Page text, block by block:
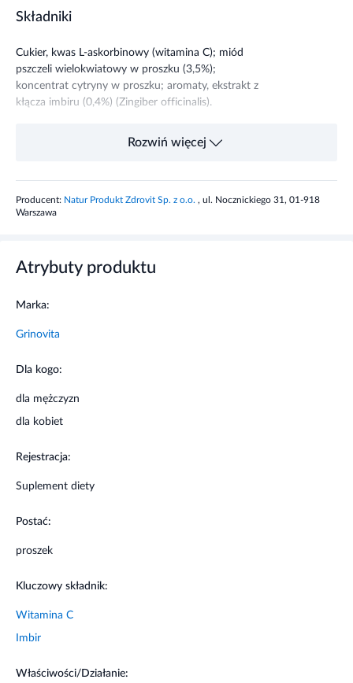
Składniki
Cukier, kwas L-askorbinowy (witamina C); miód
pszczeli wielokwiatowy w proszku (3,5%);
koncentrat cytryny w proszku; aromaty, ekstrakt z
kłącza imbiru (0,4%) (Zingiber officinalis).
Właściwości składników
odpornościowy.
układu odpornościowego oraz wspiera w ochronie
komórek przed stresem oksydacyjnym.
Zalecane dzienne spożycie
100 g
Ostrzeżenia dotyczące bezpieczeństwa
Nie stosować w przypadku nadwrażliwości na
Rozwiń więcej
Producent: Natur Produkt Zdrovit Sp. z o.o. , ul. Nocznickiego 31, 01-918
Warszawa
Atrybuty produktu
Marka:
Grinovita
Dla kogo:
dla mężczyzn
dla kobiet
Rejestracja:
Suplement diety
Postać:
proszek
Kluczowy składnik:
Witamina C
Imbir
Właściwości/Działanie: